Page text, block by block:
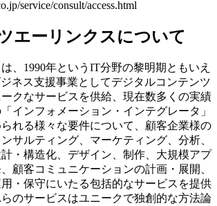
service/consult/access.html
エーリンクスについて
、1990年というIT分野の黎明期ともいえ
ネス支援事業としてデジタルコンテンツ
クなサービスを供給、現在数多くの実績
インフォメーション・インテグレータ」
れる様々な要件について、顧客企業様の
サルティング、マーケティング、分析、
・構造化、デザイン、制作、大規模アプ
顧客コミュニケーションの計画・展開、
・保守にいたる包括的なサービスを提供
のサービスはユニークで独創的な方法論